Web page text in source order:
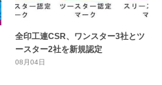
全印工連CSR、ワンスター3社とツ
ースター2社を新規認定
08月04日